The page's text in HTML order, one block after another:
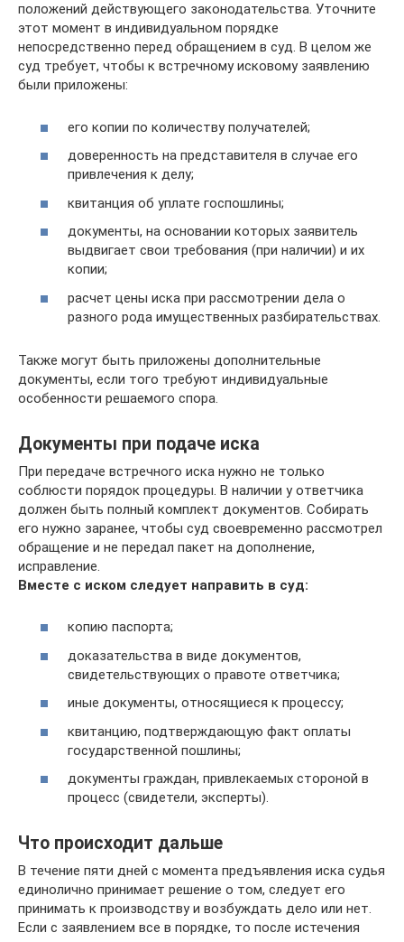
положений действующего законодательства. Уточните
этот момент в индивидуальном порядке
непосредственно перед обращением в суд. В целом же
суд требует, чтобы к встречному исковому заявлению
были приложены:
его копии по количеству получателей;
доверенность на представителя в случае его
привлечения к делу;
квитанция об уплате госпошлины;
документы, на основании которых заявитель
выдвигает свои требования (при наличии) и их
копии;
расчет цены иска при рассмотрении дела о
разного рода имущественных разбирательствах.
Также могут быть приложены дополнительные
документы, если того требуют индивидуальные
особенности решаемого спора.
Документы при подаче иска
При передаче встречного иска нужно не только
соблюсти порядок процедуры. В наличии у ответчика
должен быть полный комплект документов. Собирать
его нужно заранее, чтобы суд своевременно рассмотрел
обращение и не передал пакет на дополнение,
исправление.
Вместе с иском следует направить в суд:
копию паспорта;
доказательства в виде документов,
свидетельствующих о правоте ответчика;
иные документы, относящиеся к процессу;
квитанцию, подтверждающую факт оплаты
государственной пошлины;
документы граждан, привлекаемых стороной в
процесс (свидетели, эксперты).
Что происходит дальше
В течение пяти дней с момента предъявления иска судья
единолично принимает решение о том, следует его
принимать к производству и возбуждать дело или нет.
Если с заявлением все в порядке, то после истечения